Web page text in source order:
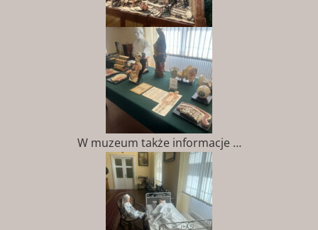
W muzeum także informacje …